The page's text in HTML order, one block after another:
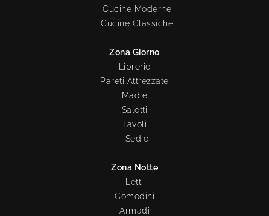
Cucine Moderne
Cucine Classiche
Zona Giorno
Librerie
Pareti Attrezzate
Madie
Salotti
Tavoli
Sedie
Zona Notte
Letti
Comodini
Armadi